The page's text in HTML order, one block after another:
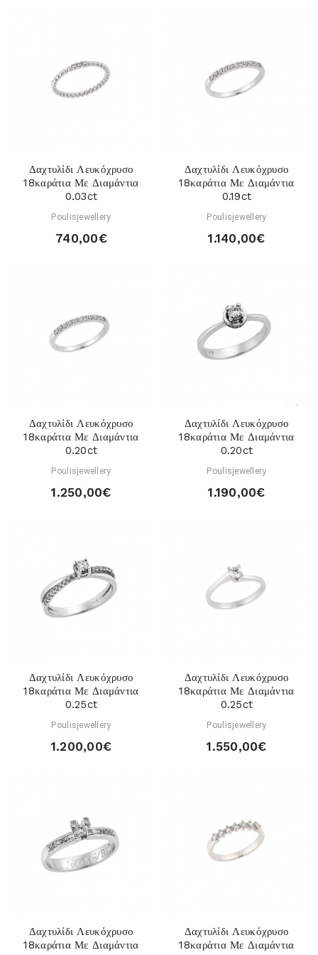
Δαχτυλίδι Λευκόχρυσο
18καράτια Με Διαμάντια
0.03ct
Poulisjewellery
740,00€
Δαχτυλίδι Λευκόχρυσο
18καράτια Με Διαμάντια
0.19ct
Poulisjewellery
1.140,00€
Δαχτυλίδι Λευκόχρυσο
18καράτια Με Διαμάντια
0.20ct
Poulisjewellery
1.250,00€
Δαχτυλίδι Λευκόχρυσο
18καράτια Με Διαμάντια
0.20ct
Poulisjewellery
1.190,00€
Δαχτυλίδι Λευκόχρυσο
18καράτια Με Διαμάντια
0.25ct
Poulisjewellery
1.200,00€
Δαχτυλίδι Λευκόχρυσο
18καράτια Με Διαμάντια
0.25ct
Poulisjewellery
1.550,00€
Δαχτυλίδι Λευκόχρυσο
18καράτια Με Διαμάντια
Δαχτυλίδι Λευκόχρυσο
18καράτια Με Διαμάντια